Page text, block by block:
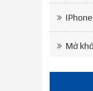
Mở